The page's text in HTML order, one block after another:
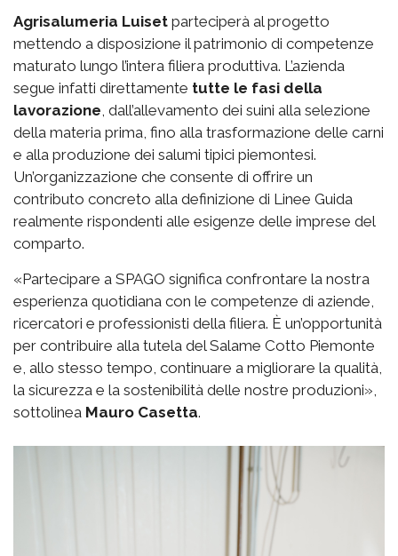
Agrisalumeria Luiset parteciperà al progetto
mettendo a disposizione il patrimonio di competenze
maturato lungo l’intera filiera produttiva. L’azienda
segue infatti direttamente tutte le fasi della
lavorazione, dall’allevamento dei suini alla selezione
della materia prima, fino alla trasformazione delle carni
e alla produzione dei salumi tipici piemontesi.
Un’organizzazione che consente di offrire un
contributo concreto alla definizione di Linee Guida
realmente rispondenti alle esigenze delle imprese del
comparto.
«Partecipare a SPAGO significa confrontare la nostra
esperienza quotidiana con le competenze di aziende,
ricercatori e professionisti della filiera. È un’opportunità
per contribuire alla tutela del Salame Cotto Piemonte
e, allo stesso tempo, continuare a migliorare la qualità,
la sicurezza e la sostenibilità delle nostre produzioni»,
sottolinea Mauro Casetta.